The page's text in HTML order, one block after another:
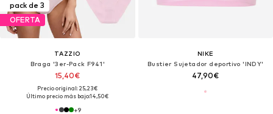
pack de 3
OFERTA
TAZZIO
Braga '3er-Pack F941'
15,40€
Precio original: 25,23€
Último precio más bajo:14,50€
+9
NIKE
Bustier Sujetador deportivo 'INDY'
47,90€